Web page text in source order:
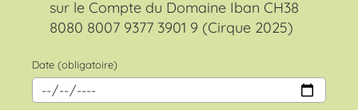
sur le Compte du Domaine Iban CH38
8080 8007 9377 3901 9 (Cirque 2025)
Date (obligatoire)